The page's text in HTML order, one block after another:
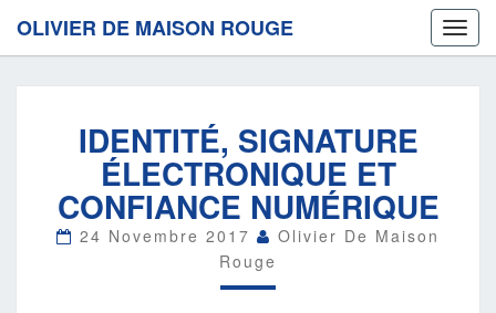
OLIVIER DE MAISON ROUGE
SIGNATURE
ÉLECTRONIQUE
ET
CONFIANCE
NUMÉRIQUE
IDENTITÉ, SIGNATURE
ÉLECTRONIQUE ET
CONFIANCE NUMÉRIQUE
24 Novembre 2017
Olivier De Maison
Rouge